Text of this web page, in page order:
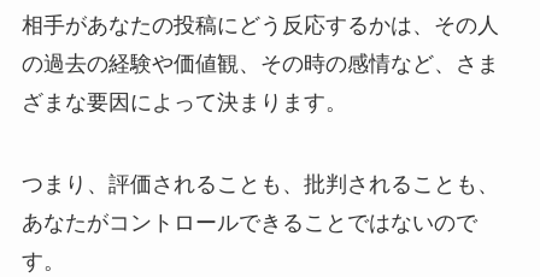
相手があなたの投稿にどう反応するかは、その人
の過去の経験や価値観、その時の感情など、さま
ざまな要因によって決まります。
つまり、評価されることも、批判されることも、
あなたがコントロールできることではないので
す。